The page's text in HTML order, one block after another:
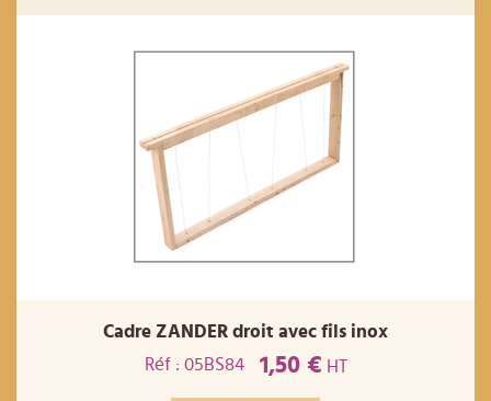
Cadre ZANDER droit avec fils inox
Réf : 05BS84
1,50 € HT